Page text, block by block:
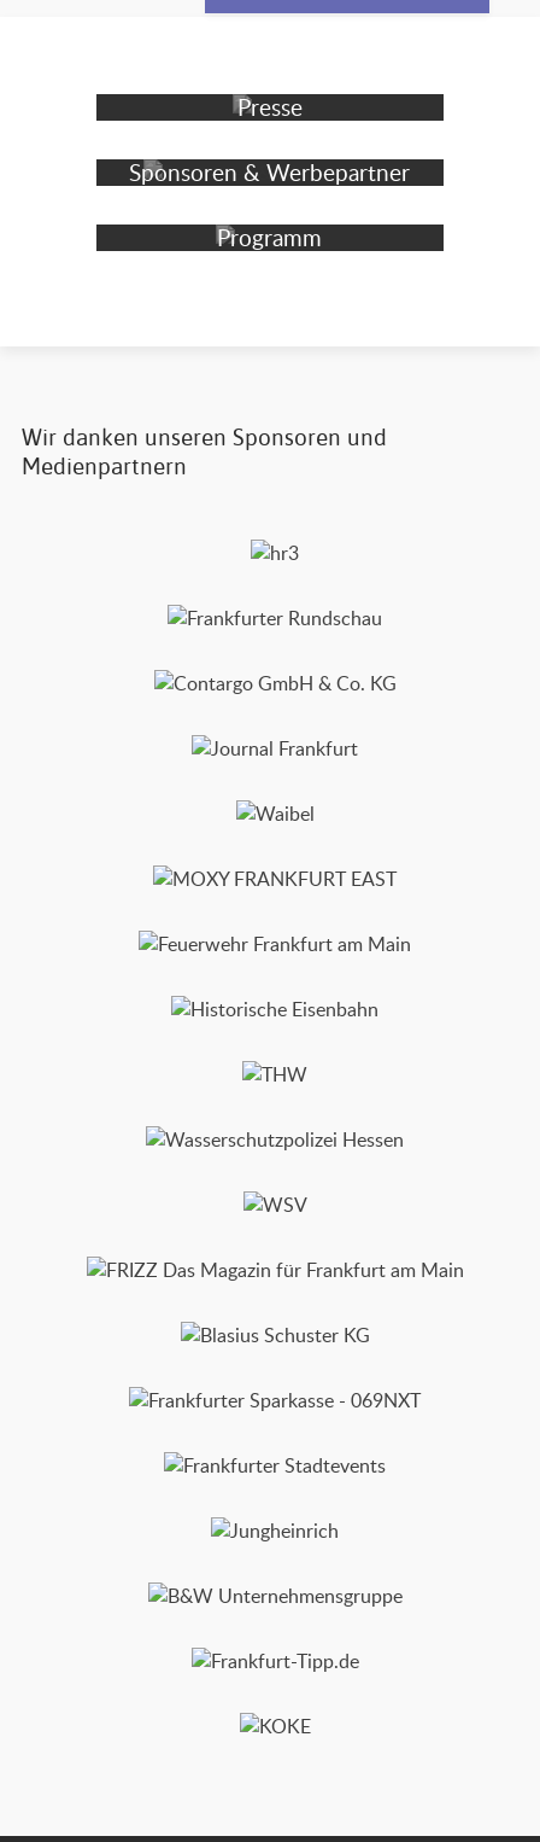
Presse
Sponsoren & Werbepartner
Programm
Wir danken unseren Sponsoren und
Medienpartnern